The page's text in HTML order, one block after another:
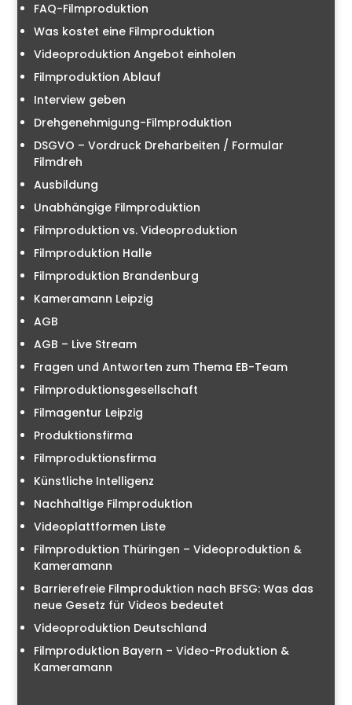
FAQ-Filmproduktion
Was kostet eine Filmproduktion
Videoproduktion Angebot einholen
Filmproduktion Ablauf
Interview geben
Drehgenehmigung-Filmproduktion
DSGVO – Vordruck Dreharbeiten / Formular
Filmdreh
Ausbildung
Unabhängige Filmproduktion
Filmproduktion vs. Videoproduktion
Filmproduktion Halle
Filmproduktion Brandenburg
Kameramann Leipzig
AGB
AGB – Live Stream
Fragen und Antworten zum Thema EB-Team
Filmproduktionsgesellschaft
Filmagentur Leipzig
Produktionsfirma
Filmproduktionsfirma
Künstliche Intelligenz
Nachhaltige Filmproduktion
Videoplattformen Liste
Filmproduktion Thüringen – Videoproduktion &
Kameramann
Barrierefreie Filmproduktion nach BFSG: Was das
neue Gesetz für Videos bedeutet
Videoproduktion Deutschland
Filmproduktion Bayern – Video-Produktion &
Kameramann